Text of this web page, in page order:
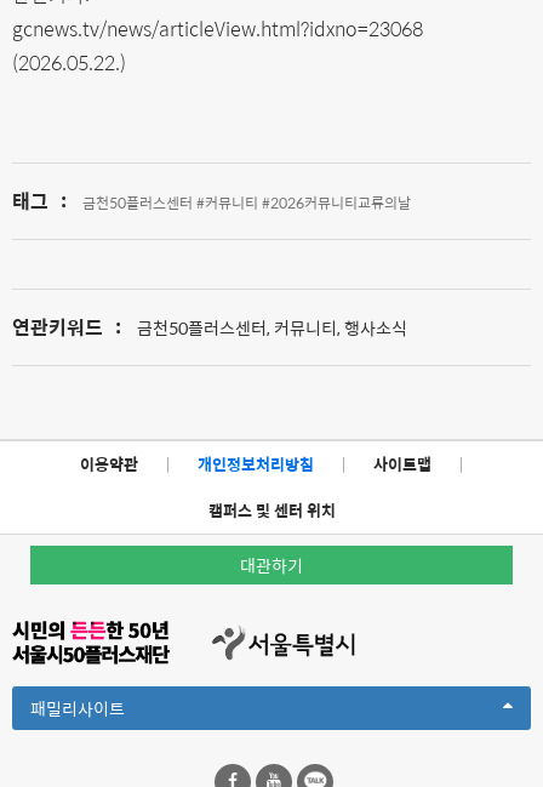
gcnews.tv/news/articleView.html?idxno=23068
(2026.05.22.)
태그 : 금천50플러스센터 #커뮤니티 #2026커뮤니티교류의날
연관키워드 : 금천50플러스센터, 커뮤니티, 행사소식
이용약관 | 개인정보처리방침 | 사이트맵
|
캠퍼스 및 센터 위치
대관하기
패밀리사이트Toggle
Dropdown